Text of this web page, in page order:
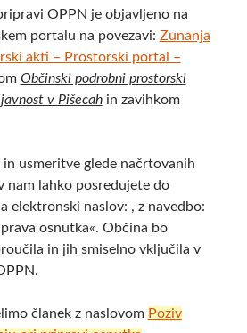
OPPN je objavljeno na
portalu na povezavi: Zunanja
akti – Prostorski portal –
Občinski podrobni prostorski
v Pišecahin zavihkom
in usmeritve glede načrtovanih
nam lahko posredujete do
elektronski naslov: , z navedbo:
osnutka«. Občina bo
in jih smiselno vključila v
članek z naslovom Poziv